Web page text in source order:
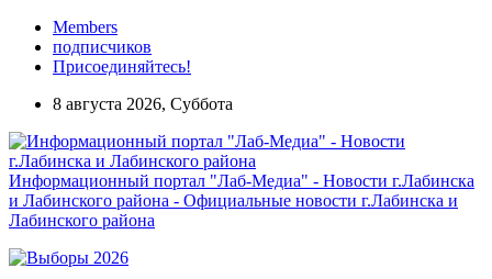
Members
подписчиков
Присоединяйтесь!
8 августа 2026, Суббота
Информационный портал "Лаб-Медиа" - Новости г.Лабинска
и Лабинского района - Официальные новости г.Лабинска и
Лабинского района